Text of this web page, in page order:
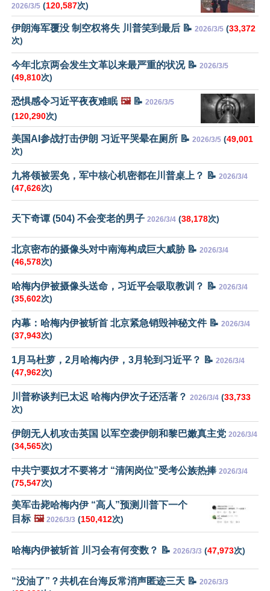
2026/3/5 (120,587次)
伊朗海军覆没 制空权将失 川普笑到最后 📝 2026/3/5 (33,372
次)
今年北京两会发生文革以来最严重的状况 📝 2026/3/5
(49,810次)
恐惧感令习近平夜夜难眠 🖼️📝 2026/3/5
(120,290次)
美国AI参战打击伊朗 习近平哭晕在厕所 📝 2026/3/5 (49,001
次)
九将领被罢免，军中核心机密都在川普桌上？ 📝 2026/3/4
(47,626次)
天下奇谭 (504) 不会变老的男子 2026/3/4 (38,178次)
北京密布的摄像头对中南海构成巨大威胁 📝 2026/3/4
(46,578次)
哈梅内伊被摄像头送命，习近平会吸取教训？ 📝 2026/3/4
(35,602次)
内幕：哈梅内伊被斩首 北京紧急销毁神秘文件 📝 2026/3/4
(37,943次)
1月马杜萝，2月哈梅内伊，3月轮到习近平？ 📝 2026/3/4
(47,962次)
川普称谈判已太迟 哈梅内伊次子还活著？ 2026/3/4 (33,733
次)
伊朗无人机攻击英国 以军空袭伊朗和黎巴嫩真主党 2026/3/4
(34,565次)
中共宁要奴才不要将才 “清闲岗位”受考公族热捧 2026/3/4
(75,547次)
美军击毙哈梅内伊 “高人”预测川普下一个
目标 🖼️ 2026/3/3 (150,412次)
哈梅内伊被斩首 川习会有何变数？ 📝 2026/3/3 (47,973次)
“没油了”？共机在台海反常消声匿迹三天 📝 2026/3/3